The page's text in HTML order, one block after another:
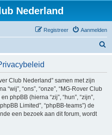
Nederland
Aanmelden
Registreer
Club Nederland” samen met zijn
“ons”, “onze”, “MG-Rover Club
phpBB (hierna “zij”, “hun”, “zijn”,
Limited”, “phpBB-teams”) de
een bezoek aan dit forum, wordt